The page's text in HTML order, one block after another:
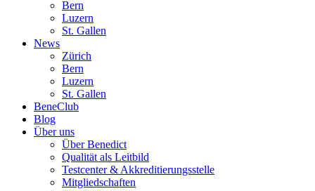
Bern
Luzern
St. Gallen
News
Zürich
Bern
Luzern
St. Gallen
BeneClub
Blog
Über uns
Über Benedict
Qualität als Leitbild
Testcenter & Akkreditierungsstelle
Mitgliedschaften